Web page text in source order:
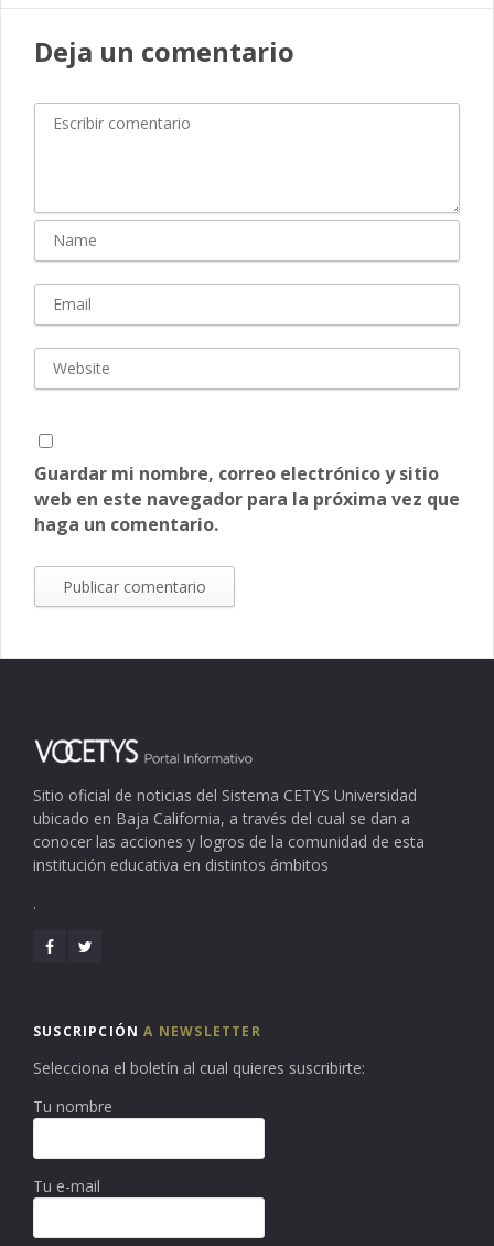
Deja un comentario
Guardar mi nombre, correo electrónico y sitio
web en este navegador para la próxima vez que
haga un comentario.
Sitio oficial de noticias del Sistema CETYS Universidad
ubicado en Baja California, a través del cual se dan a
conocer las acciones y logros de la comunidad de esta
institución educativa en distintos ámbitos
.
SUSCRIPCIÓNA NEWSLETTER
Selecciona el boletín al cual quieres suscribirte:
Tu nombre
Tu e-mail